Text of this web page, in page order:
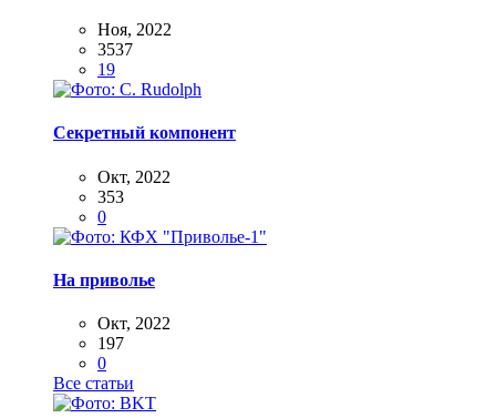
Ноя, 2022
3537
19
Секретный компонент
Окт, 2022
353
0
На приволье
Окт, 2022
197
0
Все статьи